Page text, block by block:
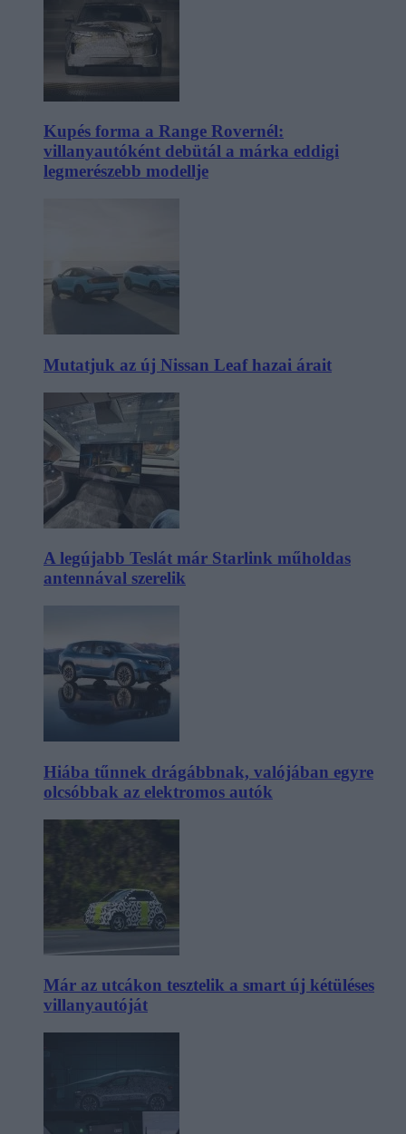
Kupés forma a Range Rovernél:
villanyautóként debütál a márka eddigi
legmerészebb modellje
Mutatjuk az új Nissan Leaf hazai árait
A legújabb Teslát már Starlink műholdas
antennával szerelik
Hiába tűnnek drágábbnak, valójában egyre
olcsóbbak az elektromos autók
Már az utcákon tesztelik a smart új kétüléses
villanyautóját